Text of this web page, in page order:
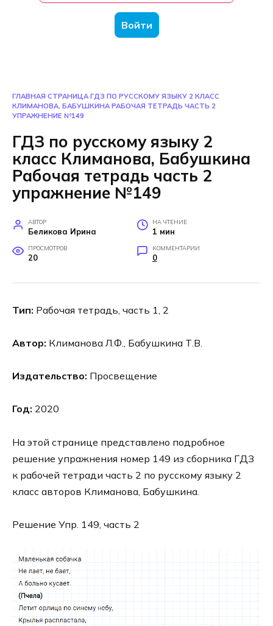
Войти
ГЛАВНАЯ СТРАНИЦА ГДЗ ПО РУССКОМУ ЯЗЫКУ 2 КЛАСС
КЛИМАНОВА, БАБУШКИНА РАБОЧАЯ ТЕТРАДЬ ЧАСТЬ 2
УПРАЖНЕНИЕ №149
ГДЗ по русскому языку 2
класс Климанова, Бабушкина
Рабочая тетрадь часть 2
упражнение №149
АВТОР
Беликова Ирина
НА ЧТЕНИЕ
1 мин
ПРОСМОТРОВ
20
КОММЕНТАРИИ
0
Тип: Рабочая тетрадь, часть 1, 2
Автор: Климанова Л.Ф., Бабушкина Т.В.
Издательство: Просвещение
Год: 2020
На этой странице представлено подробное
решение упражнения номер 149 из сборника ГДЗ
к рабочей тетради часть 2 по русскому языку 2
класс авторов Климанова, Бабушкина.
Решение Упр. 149, часть 2